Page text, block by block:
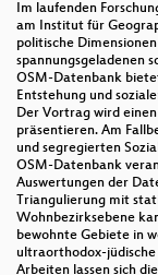
Im laufenden
am Institut für
politische
spannungsgeladenen
OSM-Datenbank
Entstehung und
Der Vortrag wird
präsentieren. Am
und segregierten
OSM-Datenbank
Auswertungen der
Triangulierung mit
Wohnbezirksebene
bewohnte Gebiete in
ultraorthodox-jüdische
Arbeiten lassen sich